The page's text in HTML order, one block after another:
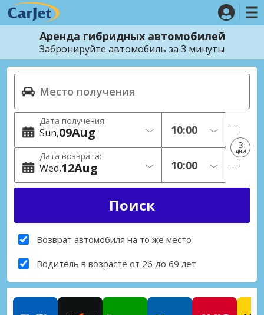
Аренда гибридных автомобилей
Забронируйте автомобиль за 3 минуты
Дата получения:
Sun 09Aug
Дата возврата:
Wed 12Aug
3
дни
Возврат автомобиля на то же место
Водитель в возрасте от 26 до 69 лет